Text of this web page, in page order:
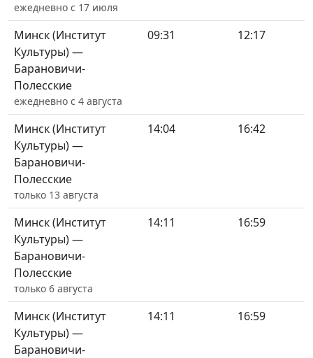
ежедневно с 17 июля
Минск (Институт
Культуры) —
Барановичи-
Полесские
ежедневно с 4 августа
09:31 12:17
Минск (Институт
Культуры) —
Барановичи-
Полесские
только 13 августа
14:04 16:42
Минск (Институт
Культуры) —
Барановичи-
Полесские
только 6 августа
14:11 16:59
Минск (Институт
Культуры) —
Барановичи-
14:11 16:59